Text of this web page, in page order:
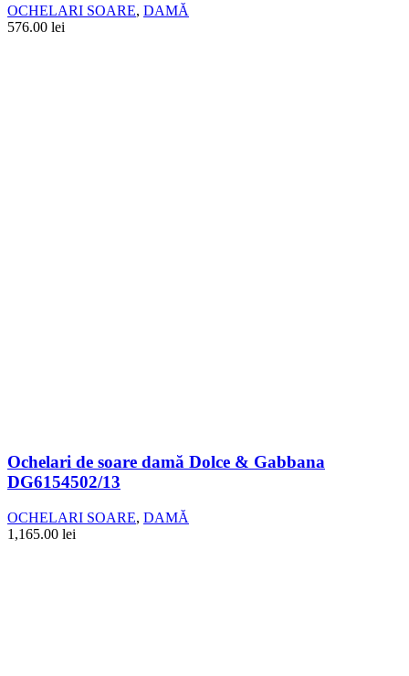
OCHELARI SOARE, DAMĂ
576.00 lei
Ochelari de soare damă Dolce & Gabbana
DG6154502/13
OCHELARI SOARE, DAMĂ
1,165.00 lei